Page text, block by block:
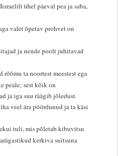
ühel päeval pea ja saba,
valet õpetav prohvet on
ja nende poolt juhitavad
rõõmu ta noortest meestest ega
peale; sest kõik on
ja iga suu räägib jõledust.
veel ära pöördunud ja ta käsi
tuli, mis põletab kibuvitsu
kerkiva suitsuna